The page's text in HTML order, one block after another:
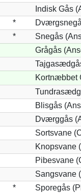
Indisk Gås
*
*
Snegås
Grågås
Kortnæbbet
Blisgås
Dværggås
Sortsvane
Knopsvane
Pibesvane
Sangsvane
*
Sporegås